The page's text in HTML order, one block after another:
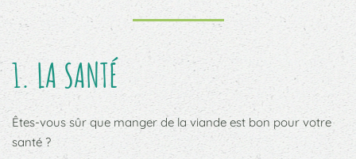
1. LA SANTÉ
Êtes-vous sûr que manger de la viande est bon pour votre
santé ?